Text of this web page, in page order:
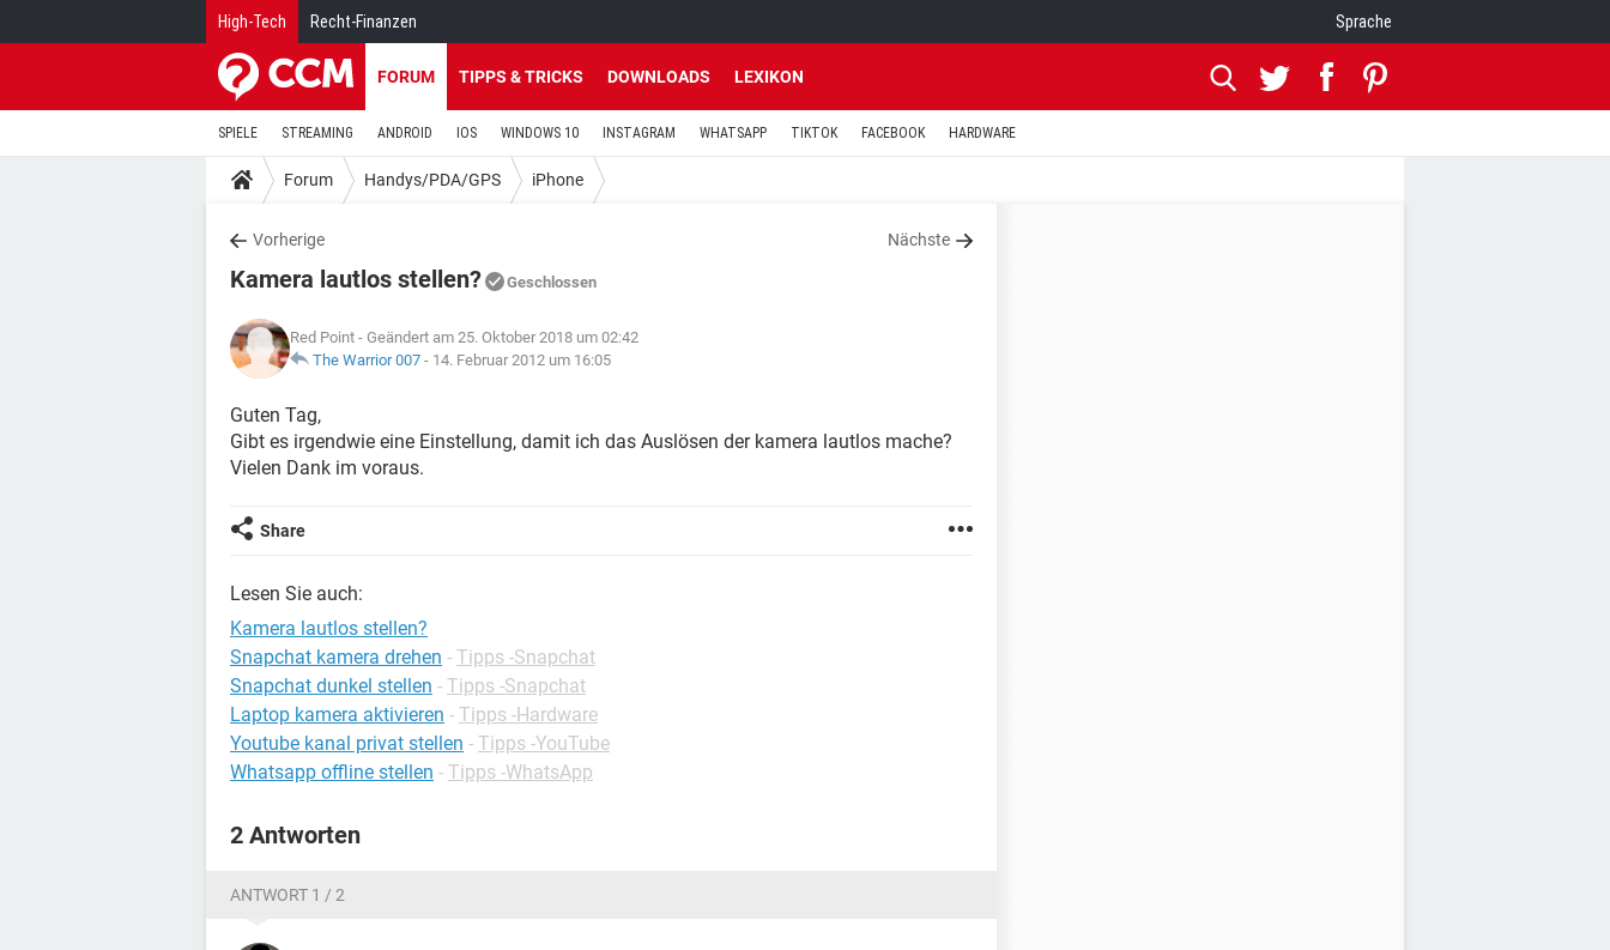
High-Tech Recht-Finanzen Sprache
FORUM TIPPS & TRICKS DOWNLOADS LEXIKON
SPIELE STREAMING ANDROID IOS WINDOWS 10 INSTAGRAM WHATSAPP TIKTOK FACEBOOK HARDWARE
Forum Handys/PDA/GPS iPhone
Vorherige Nächste
Kamera lautlos stellen? Geschlossen
Red Point - Geändert am 25. Oktober 2018 um 02:42
The Warrior 007 - 14. Februar 2012 um 16:05
Guten Tag,
Gibt es irgendwie eine Einstellung, damit ich das Auslösen der kamera lautlos mache?
Vielen Dank im voraus.
Share
Lesen Sie auch:
Kamera lautlos stellen?
Snapchat kamera drehen - Tipps -Snapchat
Snapchat dunkel stellen - Tipps -Snapchat
Laptop kamera aktivieren - Tipps -Hardware
Youtube kanal privat stellen - Tipps -YouTube
Whatsapp offline stellen - Tipps -WhatsApp
2 Antworten
ANTWORT 1 / 2